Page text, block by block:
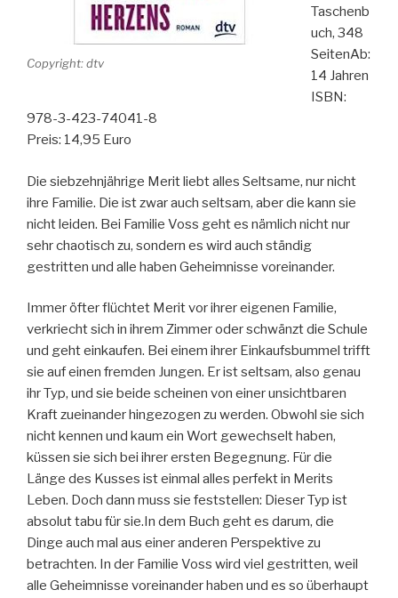
Copyright: dtv
Taschenb
uch, 348
SeitenAb:
14 Jahren
ISBN:
978-3-423-74041-8
Preis: 14,95 Euro
Die siebzehnjährige Merit liebt alles Seltsame, nur nicht
ihre Familie. Die ist zwar auch seltsam, aber die kann sie
nicht leiden. Bei Familie Voss geht es nämlich nicht nur
sehr chaotisch zu, sondern es wird auch ständig
gestritten und alle haben Geheimnisse voreinander.
Immer öfter flüchtet Merit vor ihrer eigenen Familie,
verkriecht sich in ihrem Zimmer oder schwänzt die Schule
und geht einkaufen. Bei einem ihrer Einkaufsbummel trifft
sie auf einen fremden Jungen. Er ist seltsam, also genau
ihr Typ, und sie beide scheinen von einer unsichtbaren
Kraft zueinander hingezogen zu werden. Obwohl sie sich
nicht kennen und kaum ein Wort gewechselt haben,
küssen sie sich bei ihrer ersten Begegnung. Für die
Länge des Kusses ist einmal alles perfekt in Merits
Leben. Doch dann muss sie feststellen: Dieser Typ ist
absolut tabu für sie.In dem Buch geht es darum, die
Dinge auch mal aus einer anderen Perspektive zu
betrachten. In der Familie Voss wird viel gestritten, weil
alle Geheimnisse voreinander haben und es so überhaupt